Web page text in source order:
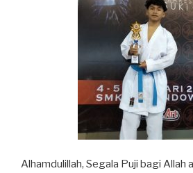
Alhamdulillah, Segala Puji bagi Allah